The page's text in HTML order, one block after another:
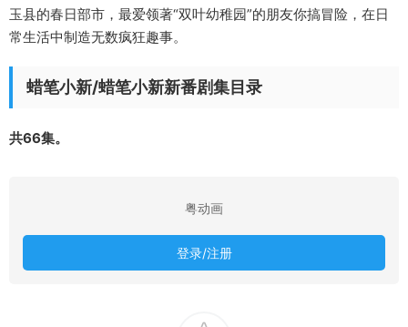
玉县的春日部市，最爱领著“双叶幼稚园”的朋友你搞冒险，在日
常生活中制造无数疯狂趣事。
蜡笔小新/蜡笔小新新番剧集目录
共66集。
粤动画
登录/注册